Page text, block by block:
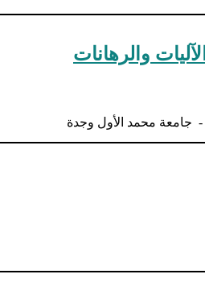
والرهانات
- جامعة محمد الأول وجدة